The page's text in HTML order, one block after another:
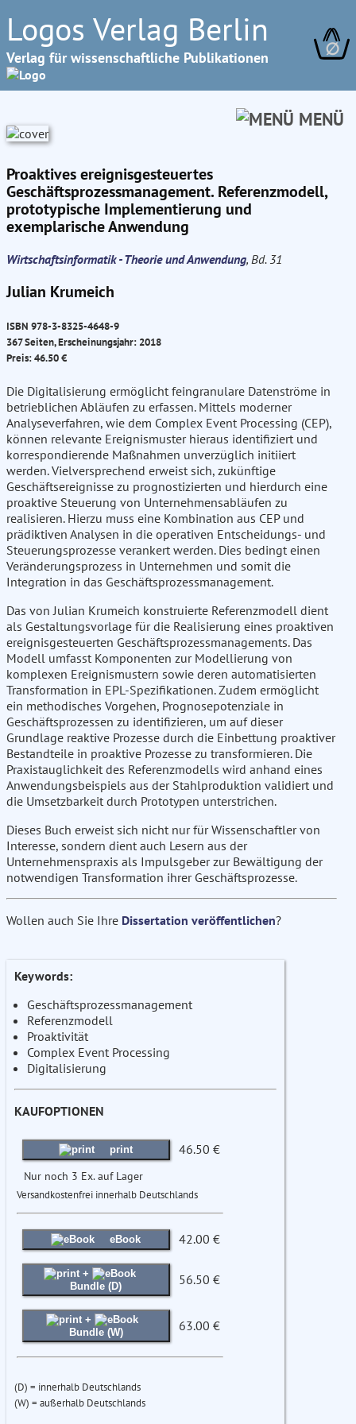
Logos Verlag Berlin
Verlag für wissenschaftliche Publikationen ∅
MENÜ
Proaktives ereignisgesteuertes
Geschäftsprozessmanagement. Referenzmodell,
prototypische Implementierung und
exemplarische Anwendung
Wirtschaftsinformatik - Theorie und Anwendung, Bd. 31
Julian Krumeich
ISBN 978-3-8325-4648-9
367 Seiten, Erscheinungsjahr: 2018
Preis: 46.50 €
Die Digitalisierung ermöglicht feingranulare Datenströme in
betrieblichen Abläufen zu erfassen. Mittels moderner
Analyseverfahren, wie dem Complex Event Processing (CEP),
können relevante Ereignismuster hieraus identifiziert und
korrespondierende Maßnahmen unverzüglich initiiert
werden. Vielversprechend erweist sich, zukünftige
Geschäftsereignisse zu prognostizierten und hierdurch eine
proaktive Steuerung von Unternehmensabläufen zu
realisieren. Hierzu muss eine Kombination aus CEP und
prädiktiven Analysen in die operativen Entscheidungs- und
Steuerungsprozesse verankert werden. Dies bedingt einen
Veränderungsprozess in Unternehmen und somit die
Integration in das Geschäftsprozessmanagement.
Das von Julian Krumeich konstruierte Referenzmodell dient
als Gestaltungsvorlage für die Realisierung eines proaktiven
ereignisgesteuerten Geschäftsprozessmanagements. Das
Modell umfasst Komponenten zur Modellierung von
komplexen Ereignismustern sowie deren automatisierten
Transformation in EPL-Spezifikationen. Zudem ermöglicht
ein methodisches Vorgehen, Prognosepotenziale in
Geschäftsprozessen zu identifizieren, um auf dieser
Grundlage reaktive Prozesse durch die Einbettung proaktiver
Bestandteile in proaktive Prozesse zu transformieren. Die
Praxistauglichkeit des Referenzmodells wird anhand eines
Anwendungsbeispiels aus der Stahlproduktion validiert und
die Umsetzbarkeit durch Prototypen unterstrichen.
Dieses Buch erweist sich nicht nur für Wissenschaftler von
Interesse, sondern dient auch Lesern aus der
Unternehmenspraxis als Impulsgeber zur Bewältigung der
notwendigen Transformation ihrer Geschäftsprozesse.
Wollen auch Sie Ihre Dissertation veröffentlichen?
Keywords:
Geschäftsprozessmanagement
Referenzmodell
Proaktivität
Complex Event Processing
Digitalisierung
KAUFOPTIONEN
print 46.50 €
Nur noch 3 Ex. auf Lager
Versandkostenfrei innerhalb Deutschlands
eBook 42.00 €
+
Bundle (D)
56.50 €
+
Bundle (W)
63.00 €
(D) = innerhalb Deutschlands
(W) = außerhalb Deutschlands